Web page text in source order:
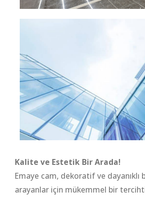
Kalite ve Estetik Bir Arada!
Emaye cam, dekoratif ve dayanıklı
arayanlar için mükemmel bir